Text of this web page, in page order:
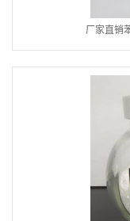
厂家直销